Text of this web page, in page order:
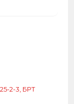
2-3, БРТ